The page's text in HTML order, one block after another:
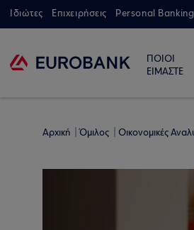
Ιδιώτες Επιχειρήσεις Personal Banking
ΠΟΙΟΙ
ΕΙΜΑΣΤΕ
Αρχική Όμιλος Οικονομικές